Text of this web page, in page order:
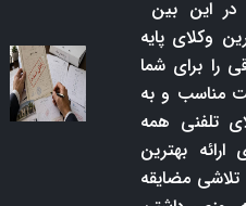
در این بین
وکلای پایه
را برای شما
مناسب و به
تلفنی همه
بهترین
مضایقه